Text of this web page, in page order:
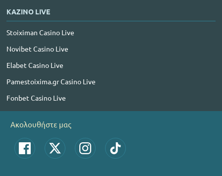
ΚΑΖΙΝΟ LIVE
Stoiximan Casino Live
Novibet Casino Live
Elabet Casino Live
Pamestoixima.gr Casino Live
Fonbet Casino Live
Ακολουθήστε μας